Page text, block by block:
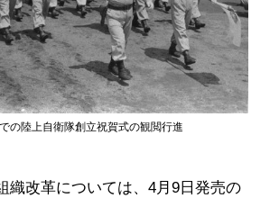
の陸上自衛隊創立祝賀式の観閲行進
改革については、4月9日発売の